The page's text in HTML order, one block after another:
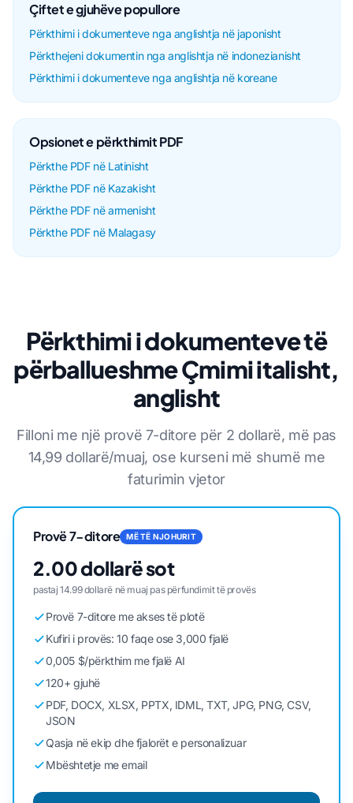
Çiftet e gjuhëve popullore
Përkthimi i dokumenteve nga anglishtja në japonisht
Përkthejeni dokumentin nga anglishtja në indonezianisht
Përkthimi i dokumenteve nga anglishtja në koreane
Opsionet e përkthimit PDF
Përkthe PDF në Latinisht
Përkthe PDF në Kazakisht
Përkthe PDF në armenisht
Përkthe PDF në Malagasy
Përkthimi i dokumenteve të
përballueshme Çmimi italisht,
anglisht
Filloni me një provë 7-ditore për 2 dollarë, më pas
14,99 dollarë/muaj, ose kurseni më shumë me
faturimin vjetor
Provë 7-ditore MË TË NJOHURIT
2.00 dollarë sot
pastaj 14.99 dollarë në muaj pas përfundimit të provës
Provë 7-ditore me akses të plotë
Kufiri i provës: 10 faqe ose 3,000 fjalë
0,005 $/përkthim me fjalë AI
120+ gjuhë
PDF, DOCX, XLSX, PPTX, IDML, TXT, JPG, PNG, CSV,
JSON
Qasja në ekip dhe fjalorët e personalizuar
Mbështetje me email